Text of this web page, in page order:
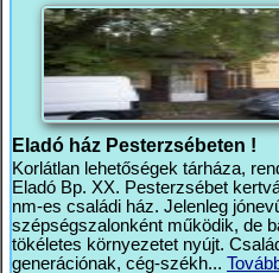
Eladó ház Pesterzsébeten !
Korlátlan lehetőségek tárháza,
Eladó Bp. XX. Pesterzsébet
nm-es családi ház. Jelenleg
szépségszalonként működik, de
tökéletes környezetet nyújt.
generációnak, cég-székh...